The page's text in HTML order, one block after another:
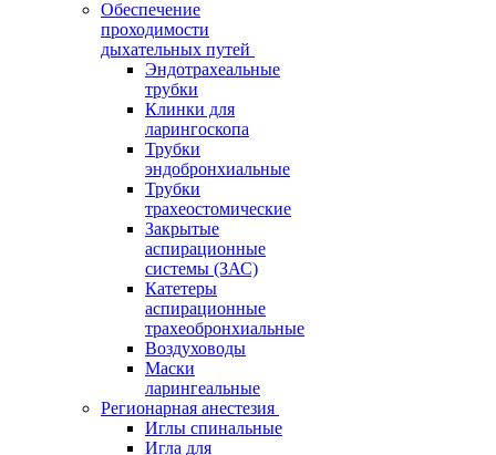
Обеспечение
проходимости
дыхательных путей
Эндотрахеальные
трубки
Клинки для
ларингоскопа
Трубки
эндобронхиальные
Трубки
трахеостомические
Закрытые
аспирационные
системы (ЗАС)
Катетеры
аспирационные
трахеобронхиальные
Воздуховоды
Маски
ларингеальные
Регионарная анестезия
Иглы спинальные
Игла для